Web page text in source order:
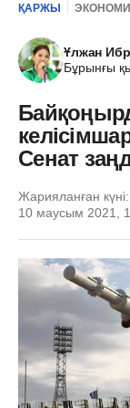
ҚАРЖЫ
Ұлжан
Бұрынғы
Сенат
Жарияланған күні:
10 маусым 2021,